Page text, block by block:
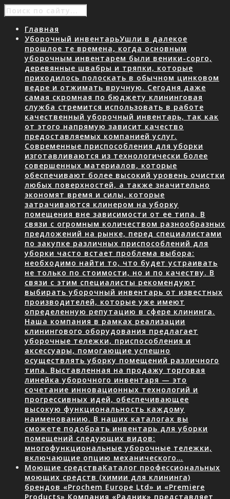
Главная
Уборочный инвентарьУшли в далекое
прошлое те времена, когда основным
уборочным инвентарем были веники-сорго,
деревянные швабры и тряпки, которые
приходилось полоскать в обычном цинковом
ведре и отжимать вручную. Сегодня даже
самая скромная по бюджету клининговая
служба стремится использовать в работе
качественный уборочный инвентарь, так как
от этого напрямую зависит качество
предоставляемых компанией услуг.
Современные приспособления для уборки
изготавливаются из технологически более
совершенных материалов, которые
обеспечивают более высокий уровень очистки
любых поверхностей, а также значительно
экономят время и силы, которые
затрачиваются клинером на уборку
помещения вне зависимости от ее типа. В
связи с огромным количеством разнообразных
предложений на рынке, перед специалистами
по закупке различных приспособлений для
уборки часто встает проблема выбора:
необходимо найти то, что будет устраивать
не только по стоимости, но и по качеству. В
связи с этим специалисты рекомендуют
выбирать уборочный инвентарь от известных
производителей, которые уже имеют
определенную репутацию в сфере клининга.
Наша компания в рамках реализации
клинингового оборудования предлагает
уборочные тележки, приспособления и
аксессуары, помогающие успешно
осуществлять уборку помещений различного
типа. Выставленная на продажу торговая
линейка уборочного инвентаря — это
сочетание инновационных технологий и
прогрессивных идей, обеспечивающее
высокую функциональность каждому
наименованию. В наших каталогах вы
сможете подобрать инвентарь для уборки
помещений следующих видов:
многофункциональные уборочные тележки,
включающие опцию механического…
Моющие средстваКаталог профессиональных
моющих средств (химии для клининга)
брендов «Prochem Europe Ltd» и «Premiere
Products» Компания «Радник» представляет